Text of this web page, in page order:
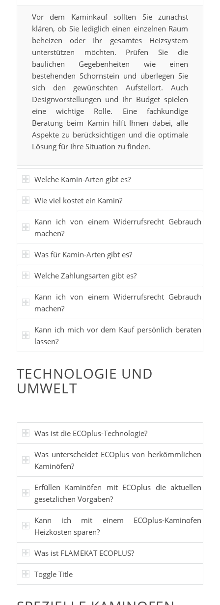
Vor dem Kaminkauf sollten Sie zunächst
klären, ob Sie lediglich einen einzelnen Raum
beheizen oder Ihr gesamtes Heizsystem
unterstützen möchten. Prüfen Sie die
baulichen Gegebenheiten wie einen
bestehenden Schornstein und überlegen Sie
sich den gewünschten Aufstellort. Auch
Designvorstellungen und Ihr Budget spielen
eine wichtige Rolle. Eine fachkundige
Beratung beim Kamin hilft Ihnen dabei, alle
Aspekte zu berücksichtigen und die optimale
Lösung für Ihre Situation zu finden.
Welche Kamin-Arten gibt es?
Wie viel kostet ein Kamin?
Kann ich von einem Widerrufsrecht Gebrauch
machen?
Was für Kamin-Arten gibt es?
Welche Zahlungsarten gibt es?
Kann ich von einem Widerrufsrecht Gebrauch
machen?
Kann ich mich vor dem Kauf persönlich beraten
lassen?
TECHNOLOGIE UND
UMWELT
Was ist die ECOplus-Technologie?
Was unterscheidet ECOplus von herkömmlichen
Kaminöfen?
Erfüllen Kaminöfen mit ECOplus die aktuellen
gesetzlichen Vorgaben?
Kann ich mit einem ECOplus-Kaminofen
Heizkosten sparen?
Was ist FLAMEKAT ECOPLUS?
Toggle Title